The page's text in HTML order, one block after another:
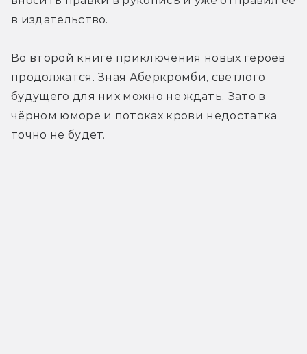
в издательство.
Во второй книге приключения новых героев
продолжатся. Зная Аберкромби, светлого
будущего для них можно не ждать. Зато в
чёрном юморе и потоках крови недостатка
точно не будет.